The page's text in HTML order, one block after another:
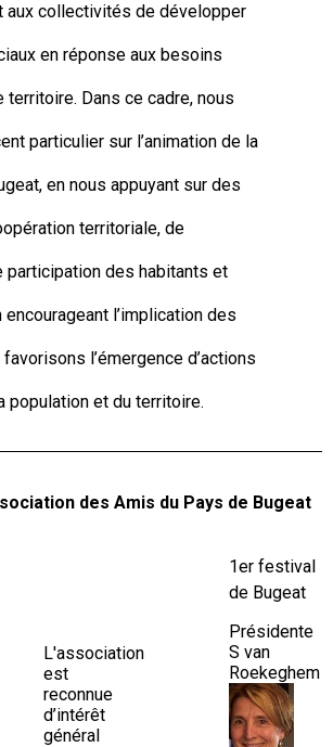
aux collectivités de développer
en réponse aux besoins
Dans ce cadre, nous
particulier sur l’animation de la
en nous appuyant sur des
territoriale, de
participation des habitants et
encourageant l’implication des
l’émergence d’actions
population et du territoire.
des Amis du Pays de Bugeat
L'association
est
reconnue
d’intérêt
général
1er festival
de Bugeat
Présidente
S van
Roekeghem